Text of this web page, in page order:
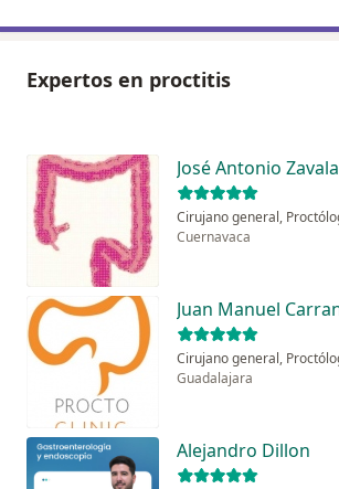
Expertos en proctitis
José Antonio
Cirujano general,
Cuernavaca
Juan Manuel
Cirujano general,
Guadalajara
Alejandro Dillon